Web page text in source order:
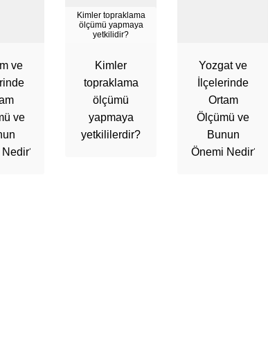
ve
ve
Kimler topraklama
ölçümü yapmaya
yetkilidir?
Kimler
topraklama
ölçümü
yapmaya
yetkililerdir?
Yozgat ve
İlçelerinde
Ortam
Ölçümü ve
Bunun
Önemi Nedir?